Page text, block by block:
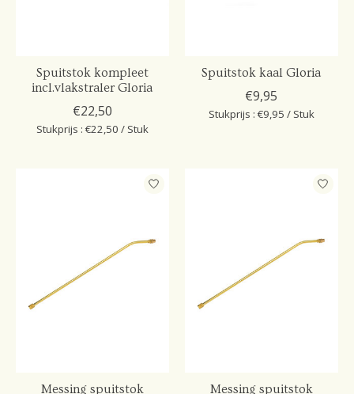
Spuitstok kompleet
incl.vlakstraler Gloria
€22,50
Stukprijs : €22,50 / Stuk
Spuitstok kaal Gloria
€9,95
Stukprijs : €9,95 / Stuk
Messing spuitstok
Messing spuitstok